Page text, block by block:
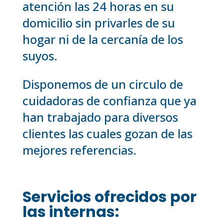
atención las 24 horas en su
domicilio sin privarles de su
hogar ni de la cercanía de los
suyos.
Disponemos de un circulo de
cuidadoras de confianza que ya
han trabajado para diversos
clientes las cuales gozan de las
mejores referencias.
Servicios ofrecidos por
las internas: